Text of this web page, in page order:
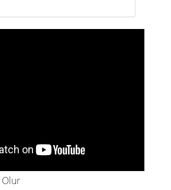
Täler & Hänge
Ruhiges Dorfleben
Berglandkreis im Norden von
Mahalle, tief